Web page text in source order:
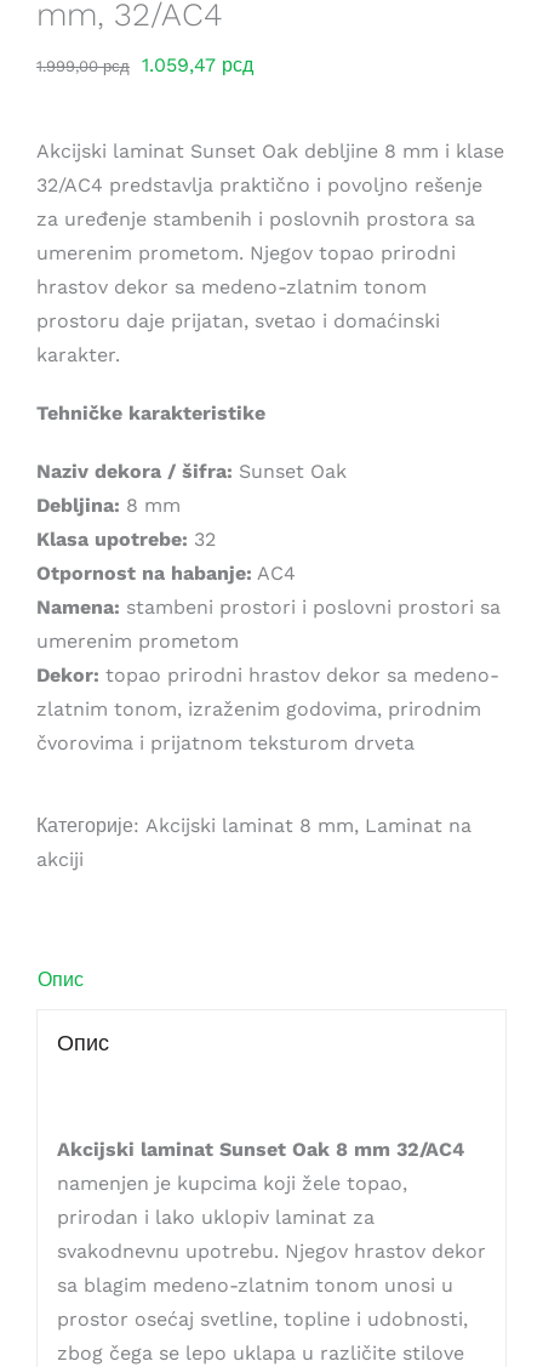
mm, 32/AC4
1.999,00рсд
Оригинална
била:
1.999,00 рсд.
1.059,47 рсд
1.059,47 рсд.
Akcijski laminat Sunset Oak debljine 8 mm i klase
32/AC4 predstavlja praktično i povoljno rešenje
za uređenje stambenih i poslovnih prostora sa
umerenim prometom. Njegov topao prirodni
hrastov dekor sa medeno-zlatnim tonom
prostoru daje prijatan, svetao i domaćinski
karakter.
Tehničke karakteristike
Naziv dekora / šifra: Sunset Oak
Debljina: 8 mm
Klasa upotrebe: 32
Otpornost na habanje: AC4
Namena: stambeni prostori i poslovni prostori sa
umerenim prometom
Dekor: topao prirodni hrastov dekor sa medeno-
zlatnim tonom, izraženim godovima, prirodnim
čvorovima i prijatnom teksturom drveta
Категорије: Akcijski laminat 8 mm, Laminat na
akciji
Опис
Опис
Akcijski laminat Sunset Oak 8 mm 32/AC4
namenjen je kupcima koji žele topao,
prirodan i lako uklopiv laminat za
svakodnevnu upotrebu. Njegov hrastov dekor
sa blagim medeno-zlatnim tonom unosi u
prostor osećaj svetline, topline i udobnosti,
zbog čega se lepo uklapa u različite stilove